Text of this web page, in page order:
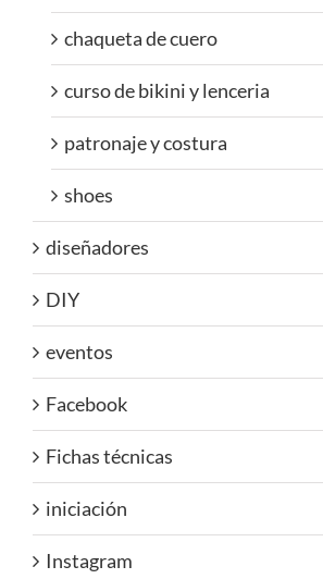
chaqueta de cuero
curso de bikini y lenceria
patronaje y costura
shoes
diseñadores
DIY
eventos
Facebook
Fichas técnicas
iniciación
Instagram